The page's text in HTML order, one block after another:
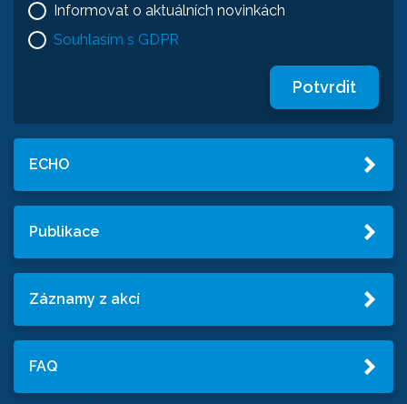
Informovat o aktuálních novinkách
Souhlasím s GDPR
Potvrdit
ECHO
Publikace
Záznamy z akcí
FAQ